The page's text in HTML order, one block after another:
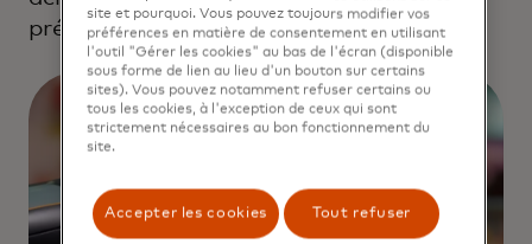
précise.
site et pourquoi. Vous pouvez toujours modifier vos
préférences en matière de consentement en utilisant
l'outil "Gérer les cookies" au bas de l'écran (disponible
sous forme de lien au lieu d'un bouton sur certains
sites). Vous pouvez notamment refuser certains ou
tous les cookies, à l'exception de ceux qui sont
strictement nécessaires au bon fonctionnement du
site.
Accepter les cookies Tout refuser